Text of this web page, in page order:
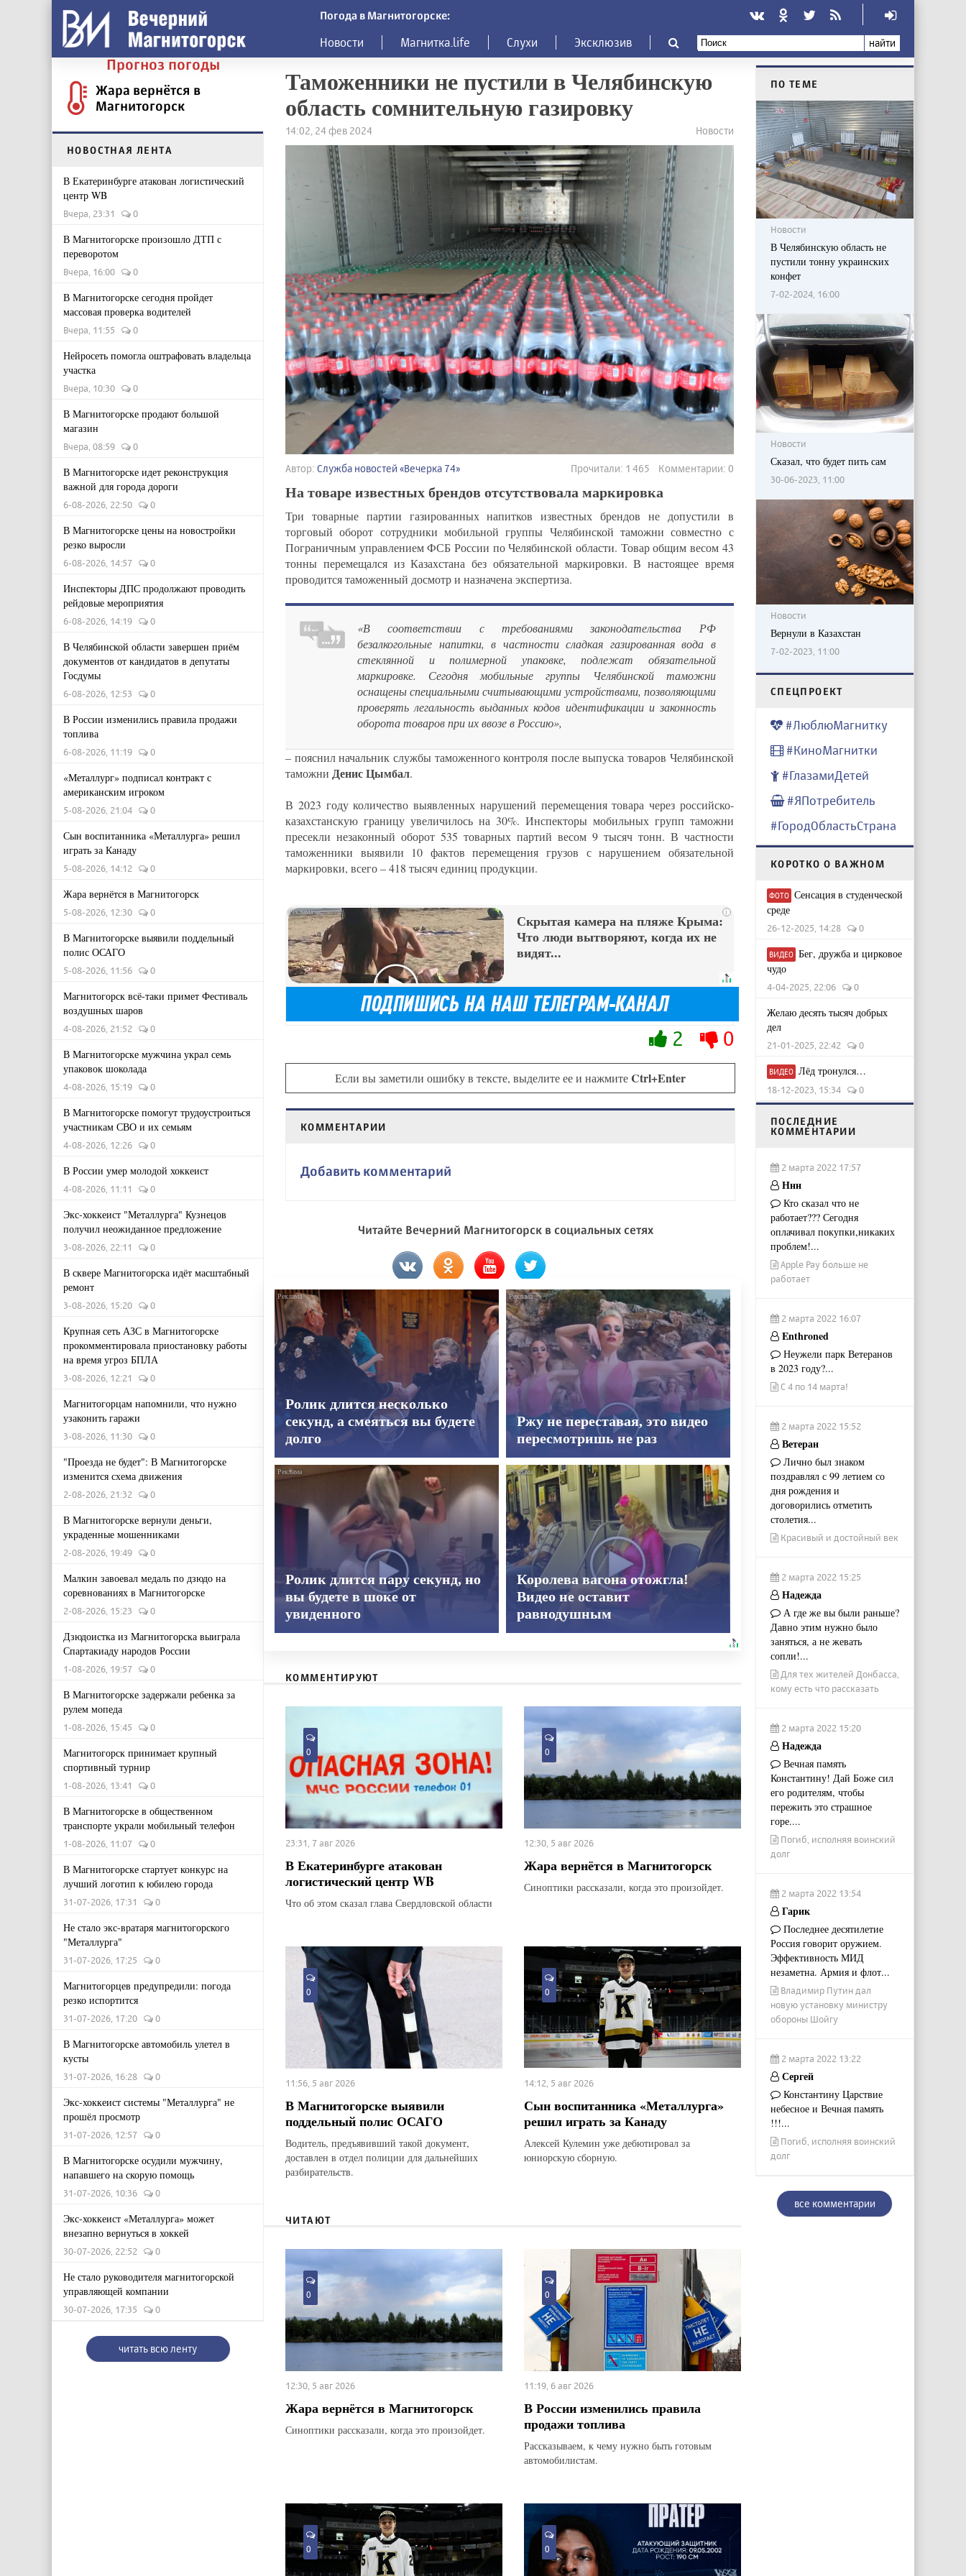
Погода в Магнитогорске:
Новости Магнитка.life Слухи Эксклюзив найти
Прогноз погоды
Жара вернётся в
Магнитогорск
НОВОСТНАЯ ЛЕНТА
В Екатеринбурге атакован логистический
центр WB
Вчера, 23:31 0
В Магнитогорске произошло ДТП с
переворотом
Вчера, 16:00 0
В Магнитогорске сегодня пройдет
массовая проверка водителей
Вчера, 11:55 0
Нейросеть помогла оштрафовать владельца
участка
Вчера, 10:30 0
В Магнитогорске продают большой
магазин
Вчера, 08:59 0
В Магнитогорске идет реконструкция
важной для города дороги
6-08-2026, 22:50 0
В Магнитогорске цены на новостройки
резко выросли
6-08-2026, 14:57 0
Инспекторы ДПС продолжают проводить
рейдовые мероприятия
6-08-2026, 14:19 0
В Челябинской области завершен приём
документов от кандидатов в депутаты
Госдумы
6-08-2026, 12:53 0
В России изменились правила продажи
топлива
6-08-2026, 11:19 0
«Металлург» подписал контракт с
американским игроком
5-08-2026, 21:04 0
Сын воспитанника «Металлурга» решил
играть за Канаду
5-08-2026, 14:12 0
Жара вернётся в Магнитогорск
5-08-2026, 12:30 0
В Магнитогорске выявили поддельный
полис ОСАГО
5-08-2026, 11:56 0
Магнитогорск всё-таки примет Фестиваль
воздушных шаров
4-08-2026, 21:52 0
В Магнитогорске мужчина украл семь
упаковок шоколада
4-08-2026, 15:19 0
В Магнитогорске помогут трудоустроиться
участникам СВО и их семьям
4-08-2026, 12:26 0
В России умер молодой хоккеист
4-08-2026, 11:11 0
Экс-хоккеист "Металлурга" Кузнецов
получил неожиданное предложение
3-08-2026, 22:11 0
В сквере Магнитогорска идёт масштабный
ремонт
3-08-2026, 15:20 0
Крупная сеть АЗС в Магнитогорске
прокомментировала приостановку работы
на время угроз БПЛА
3-08-2026, 12:21 0
Магнитогорцам напомнили, что нужно
узаконить гаражи
3-08-2026, 11:30 0
"Проезда не будет": В Магнитогорске
изменится схема движения
2-08-2026, 21:32 0
В Магнитогорске вернули деньги,
украденные мошенниками
2-08-2026, 19:49 0
Малкин завоевал медаль по дзюдо на
соревнованиях в Магнитогорске
2-08-2026, 15:23 0
Дзюдоистка из Магнитогорска выиграла
Спартакиаду народов России
1-08-2026, 19:57 0
В Магнитогорске задержали ребенка за
рулем мопеда
1-08-2026, 15:45 0
Магнитогорск принимает крупный
спортивный турнир
1-08-2026, 13:41 0
В Магнитогорске в общественном
транспорте украли мобильный телефон
1-08-2026, 11:07 0
В Магнитогорске стартует конкурс на
лучший логотип к юбилею города
31-07-2026, 17:31 0
Не стало экс-вратаря магнитогорского
"Металлурга"
31-07-2026, 17:25 0
Магнитогорцев предупредили: погода
резко испортится
31-07-2026, 17:20 0
В Магнитогорске автомобиль улетел в
кусты
31-07-2026, 16:28 0
Экс-хоккеист системы "Металлурга" не
прошёл просмотр
31-07-2026, 12:57 0
В Магнитогорске осудили мужчину,
напавшего на скорую помощь
31-07-2026, 10:36 0
Экс-хоккеист «Металлурга» может
внезапно вернуться в хоккей
30-07-2026, 22:52 0
Не стало руководителя магнитогорской
управляющей компании
30-07-2026, 17:35 0
читать всю ленту
Таможенники не пустили в Челябинскую
область сомнительную газировку
14:02, 24 фев 2024 Новости
Автор: Служба новостей «Вечерка 74» Прочитали: 1 465 Комментарии: 0
На товаре известных брендов отсутствовала маркировка
Три товарные партии газированных напитков известных брендов не допустили в
торговый оборот сотрудники мобильной группы Челябинской таможни совместно с
Пограничным управлением ФСБ России по Челябинской области. Товар общим весом 43
тонны перемещался из Казахстана без обязательной маркировки. В настоящее время
проводится таможенный досмотр и назначена экспертиза.
«В соответствии с требованиями законодательства РФ
безалкогольные напитки, в частности сладкая газированная вода в
стеклянной и полимерной упаковке, подлежат обязательной
маркировке. Сегодня мобильные группы Челябинской таможни
оснащены специальными считывающими устройствами, позволяющими
проверять легальность выданных кодов идентификации и законность
оборота товаров при их ввозе в Россию»,
– пояснил начальник службы таможенного контроля после выпуска товаров Челябинской
таможни Денис Цымбал.
В 2023 году количество выявленных нарушений перемещения товара через российско-
казахстанскую границу увеличилось на 30%. Инспекторы мобильных групп таможни
пресекли незаконный оборот 535 товарных партий весом 9 тысяч тонн. В частности
таможенники выявили 10 фактов перемещения грузов с нарушением обязательной
маркировки, всего – 418 тысяч единиц продукции.
i
Скрытая камера на пляже Крыма:
Что люди вытворяют, когда их не
видят...
2 0
Если вы заметили ошибку в тексте, выделите ее и нажмитеCtrl+Enter
КОММЕНТАРИИ
Добавить комментарий
Читайте Вечерний Магнитогорск в социальных сетях
Ролик длится несколько
секунд, а смеяться вы будете
долго
Ржу не переставая, это видео
пересмотришь не раз
Ролик длится пару секунд, но
вы будете в шоке от
увиденного
Королева вагона отожгла!
Видео не оставит
равнодушным
КОММЕНТИРУЮТ
0
23:31, 7 авг 2026
В Екатеринбурге атакован
логистический центр WB
Что об этом сказал глава Свердловской области
0
12:30, 5 авг 2026
Жара вернётся в Магнитогорск
Синоптики рассказали, когда это произойдет.
0
11:56, 5 авг 2026
В Магнитогорске выявили
поддельный полис ОСАГО
Водитель, предъявивший такой документ,
доставлен в отдел полиции для дальнейших
разбирательств.
0
14:12, 5 авг 2026
Сын воспитанника «Металлурга»
решил играть за Канаду
Алексей Кулемин уже дебютировал за
юниорскую сборную.
ЧИТАЮТ
0
12:30, 5 авг 2026
Жара вернётся в Магнитогорск
Синоптики рассказали, когда это произойдет.
0
11:19, 6 авг 2026
В России изменились правила
продажи топлива
Рассказываем, к чему нужно быть готовым
автомобилистам.
0 0
ПО ТЕМЕ
Новости
В Челябинскую область не
пустили тонну украинских
конфет
7-02-2024, 16:00
Новости
Сказал, что будет пить сам
30-06-2023, 11:00
Новости
Вернули в Казахстан
7-02-2023, 11:00
CПЕЦПРОЕКТ
#ЛюблюМагнитку
#КиноМагнитки
#ГлазамиДетей
#ЯПотребитель
#ГородОбластьСтрана
КОРОТКО О ВАЖНОМ
ФОТО Сенсация в студенческой
среде
26-12-2025, 14:28 0
ВИДЕО Бег, дружба и цирковое
чудо
4-04-2025, 22:06 0
Желаю десять тысяч добрых
дел
21-01-2025, 22:42 0
ВИДЕО Лёд тронулся…
18-12-2023, 15:34 0
ПОСЛЕДНИЕ
КОММЕНТАРИИ
2 марта 2022 17:57
Ннн
Кто сказал что не
работает??? Сегодня
оплачивал покупки,никаких
проблем!...
Apple Pay больше не
работает
2 марта 2022 16:07
Enthroned
Неужели парк Ветеранов
в 2023 году?...
С 4 по 14 марта!
2 марта 2022 15:52
Ветеран
Лично был знаком
поздравлял с 99 летием со
дня рождения и
договорились отметить
столетия...
Красивый и достойный век
2 марта 2022 15:25
Надежда
А где же вы были раньше?
Давно этим нужно было
заняться, а не жевать
сопли!...
Для тех жителей Донбасса,
кому есть что рассказать
2 марта 2022 15:20
Надежда
Вечная память
Константину! Дай Боже сил
его родителям, чтобы
пережить это страшное
горе....
Погиб, исполняя воинский
долг
2 марта 2022 13:54
Гарик
Последнее десятилетие
Россия говорит оружием.
Эффективность МИД
незаметна. Армия и флот...
Владимир Путин дал
новую установку министру
обороны Шойгу
2 марта 2022 13:22
Сергей
Константину Царствие
небесное и Вечная память
!!!...
Погиб, исполняя воинский
долг
все комментарии